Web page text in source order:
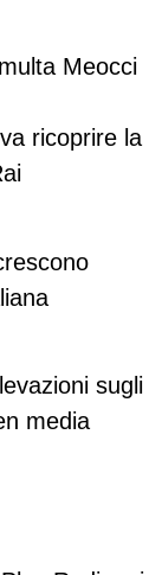
Meocci
ricoprire la
sugli
media